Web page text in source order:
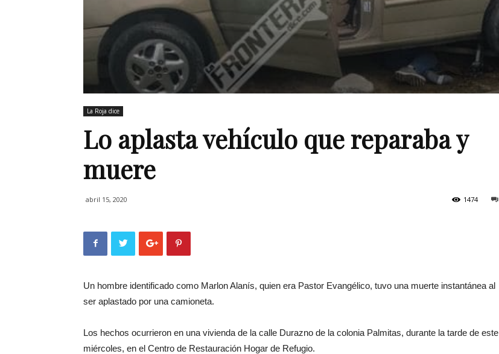
La Roja dice
Lo aplasta vehículo que reparaba y
muere
abril 15, 2020 1474
Un hombre identificado como Marlon Alanís, quien era Pastor Evangélico, tuvo una muerte instantánea al
ser aplastado por una camioneta.
Los hechos ocurrieron en una vivienda de la calle Durazno de la colonia Palmitas, durante la tarde de este
miércoles, en el Centro de Restauración Hogar de Refugio.